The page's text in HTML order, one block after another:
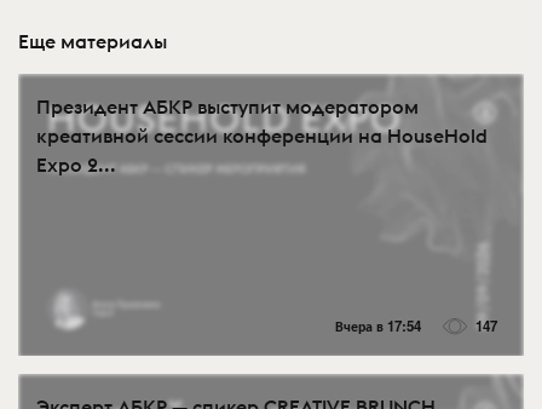
Еще материалы
Президент АБКР выступит модератором
креативной сессии конференции на HouseHold
Expo 2...
Вчера в 17:54 147